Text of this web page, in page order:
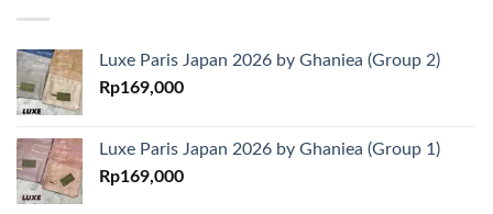
Luxe Paris Japan 2026 by Ghaniea (Group 2)
Rp169,000
Luxe Paris Japan 2026 by Ghaniea (Group 1)
Rp169,000